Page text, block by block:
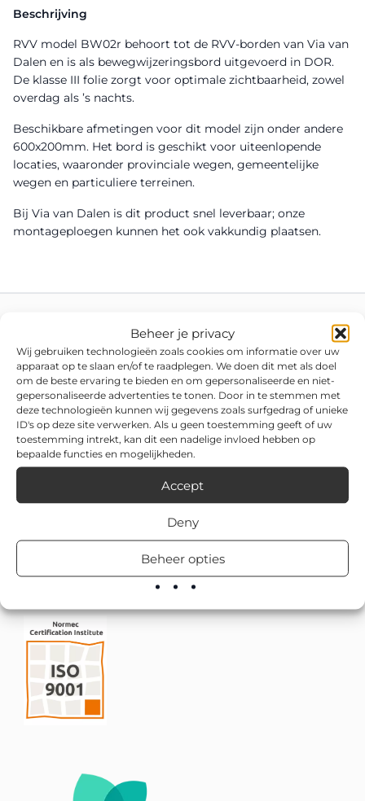
Beheer je privacy
Wij gebruiken technologieën zoals cookies om informatie over uw
apparaat op te slaan en/of te raadplegen. We doen dit met als doel
om de beste ervaring te bieden en om gepersonaliseerde en niet-
gepersonaliseerde advertenties te tonen. Door in te stemmen met
deze technologieën kunnen wij gegevens zoals surfgedrag of unieke
ID's op deze site verwerken. Als u geen toestemming geeft of uw
toestemming intrekt, kan dit een nadelige invloed hebben op
bepaalde functies en mogelijkheden.
Accept
Deny
Beheer opties
Beschrijving
RVV model BW02r behoort tot de RVV-borden van Via van
Dalen en is als bewegwijzeringsbord uitgevoerd in DOR.
De klasse III folie zorgt voor optimale zichtbaarheid, zowel
overdag als ’s nachts.
Beschikbare afmetingen voor dit model zijn onder andere
600x200mm. Het bord is geschikt voor uiteenlopende
locaties, waaronder provinciale wegen, gemeentelijke
wegen en particuliere terreinen.
Bij Via van Dalen is dit product snel leverbaar; onze
montageploegen kunnen het ook vakkundig plaatsen.